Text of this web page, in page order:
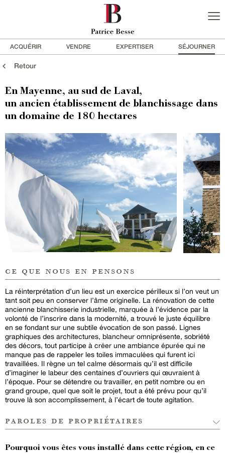
ACQUÉRIR VENDRE EXPERTISER SÉJOURNER
Retour
En Mayenne, au sud de Laval,
un ancien établissement de blanchissage dans
un domaine de 180 hectares
ce que nous en pensons
La réinterprétation d’un lieu est un exercice périlleux si l’on veut un
tant soit peu en conserver l’âme originelle. La rénovation de cette
ancienne blanchisserie industrielle, marquée à l’évidence par la
volonté de l’inscrire dans la modernité, a trouvé le juste équilibre
en se fondant sur une subtile évocation de son passé. Lignes
graphiques des architectures, blancheur omniprésente, sobriété
des décors, tout participe à créer une ambiance épurée qui ne
manque pas de rappeler les toiles immaculées qui furent ici
travaillées. Il règne un tel calme désormais qu’il est difficile
d’imaginer le labeur des centaines d’ouvriers qui œuvraient à
l’époque. Pour se détendre ou travailler, en petit nombre ou en
grand groupe, quel que soit le projet, tout a été prévu pour qu’il
trouve là son accomplissement, à l’écart de toute agitation.
paroles de propriétaires
Pourquoi vous êtes vous installé dans cette région, en ce